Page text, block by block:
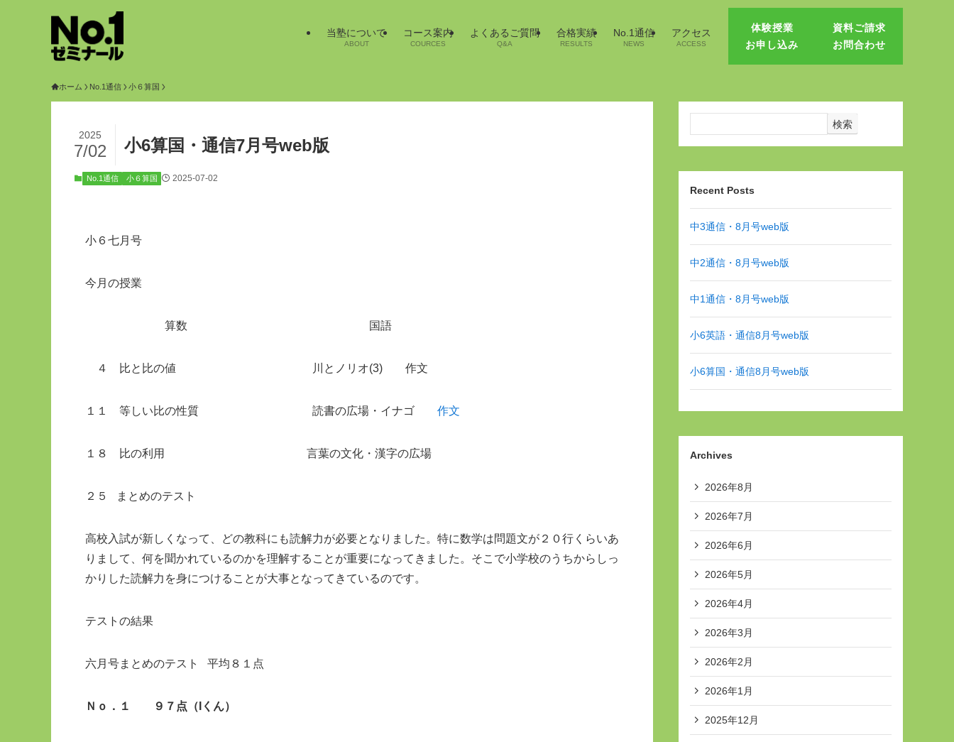
当塾について
ABOUT
コース案内
COURCES
よくあるご質問
Q&A
合格実績
RESULTS
No.1通信
NEWS
アクセス
ACCESS
体験授業
お申し込み
資料ご請求
お問合わせ
ホーム No.1通信 小６算国
小6算国・通信7月号web版
2025
7/02
No.1通信 小６算国 2025-07-02
小６七月号
今月の授業
算数 国語
４ 比と比の値 川とノリオ(3) 作文
１１ 等しい比の性質 読書の広場・イナゴ 作文
１８ 比の利用 言葉の文化・漢字の広場
２５ まとめのテスト
高校入試が新しくなって、どの教科にも読解力が必要となりました。特に数学は問題文が２０行くらいあ
りまして、何を聞かれているのかを理解することが重要になってきました。そこで小学校のうちからしっ
かりした読解力を身につけることが大事となってきているのです。
テストの結果
六月号まとめのテスト 平均８１点
Ｎｏ．１ ９７点（Iくん）
検索
Recent Posts
中3通信・8月号web版
中2通信・8月号web版
中1通信・8月号web版
小6英語・通信8月号web版
小6算国・通信8月号web版
Archives
2026年8月
2026年7月
2026年6月
2026年5月
2026年4月
2026年3月
2026年2月
2026年1月
2025年12月